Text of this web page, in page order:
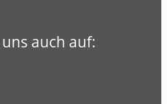
auch auf: